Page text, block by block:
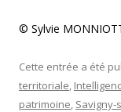
© Sylvie
Cette entrée a été
territoriale,
patrimoine, Savigny-